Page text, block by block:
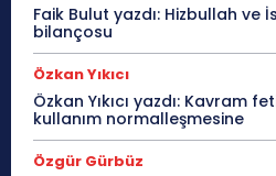
Faik Bulut yazdı: Hizbullah ve
bilançosu
Özkan Yıkıcı
Özkan Yıkıcı yazdı: Kavram
kullanım normalleşmesine
Özgür Gürbüz